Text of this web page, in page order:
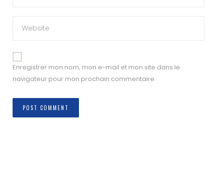
Enregistrer mon nom, mon e-mail et mon site dans le
navigateur pour mon prochain commentaire.